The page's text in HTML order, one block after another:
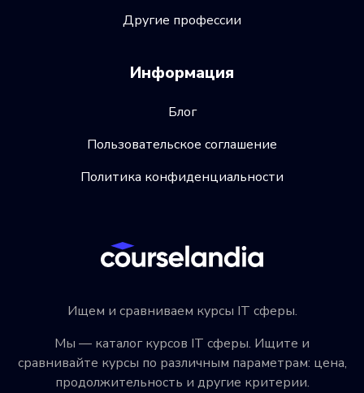
Ищем и сравниваем курсы IT сферы.
Мы — каталог курсов IT сферы. Ищите и
сравнивайте курсы по различным параметрам: цена,
продолжительность и другие критерии.
Другие профессии
Информация
Блог
Пользовательское соглашение
Политика конфиденциальности